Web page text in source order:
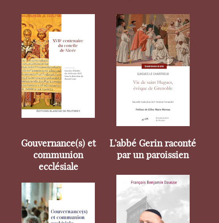
Gouvernance(s) et
communion
ecclésiale
L’abbé Gerin raconté
par un paroissien